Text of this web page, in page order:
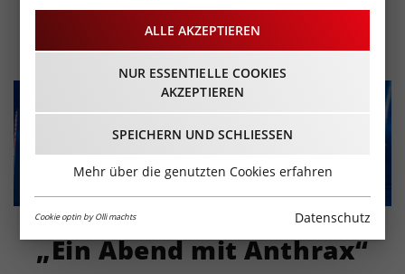
25.02.2017, München –
Backstage
„Ein Abend mit Anthrax“
ALLE AKZEPTIEREN
NUR ESSENTIELLE COOKIES
AKZEPTIEREN
SPEICHERN UND SCHLIESSEN
Mehr über die genutzten Cookies erfahren
Cookie optin by Olli machts Datenschutz